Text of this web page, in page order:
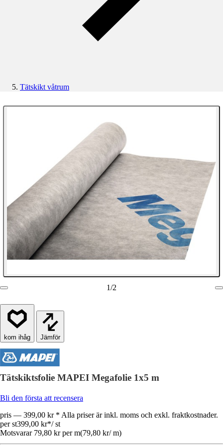
Tätskikt våtrum
1/2
Jämför
Tätskiktsfolie MAPEI Megafolie 1x5 m
Bli den första att recensera
pris — 399,00 kr * Alla priser är inkl. moms och exkl. fraktkostnader.
per st399,00 kr*/ st
Motsvarar 79,80 kr per m(79,80 kr/ m)